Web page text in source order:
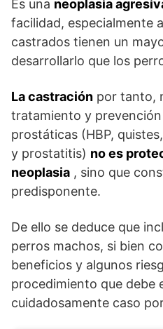
Es una neoplasia
facilidad, especialmente
castrados tienen un
desarrollarlo que los
La castración por tanto,
tratamiento y
prostáticas (HBP,
y prostatitis) no es
neoplasia , sino que
predisponente.
De ello se deduce que
perros machos, si bien
beneficios y algunos
procedimiento que debe
cuidadosamente caso